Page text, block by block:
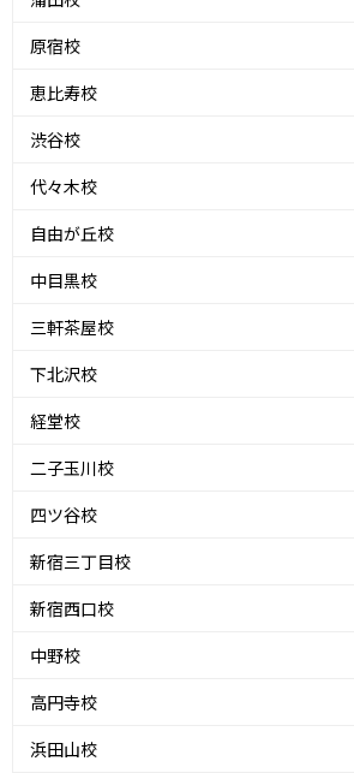
原宿校
恵比寿校
渋谷校
代々木校
自由が丘校
中目黒校
三軒茶屋校
下北沢校
経堂校
二子玉川校
四ツ谷校
新宿三丁目校
新宿西口校
中野校
高円寺校
浜田山校